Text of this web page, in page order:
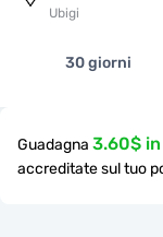
Ubigi
30 giorni
Guadagna 3.60$
accreditate sul tuo